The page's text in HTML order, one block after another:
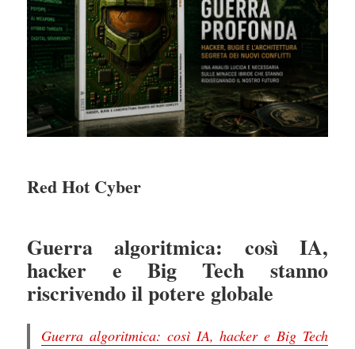
Red Hot Cyber
Guerra algoritmica: così IA,
hacker e Big Tech stanno
riscrivendo il potere globale
Guerra algoritmica: così IA, hacker e Big Tech